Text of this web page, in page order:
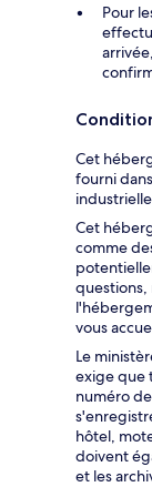
Pour
Cet
fourni
Cet
comme
questions,
vous
Le
exige que
numéro
hôtel,
doivent
et les